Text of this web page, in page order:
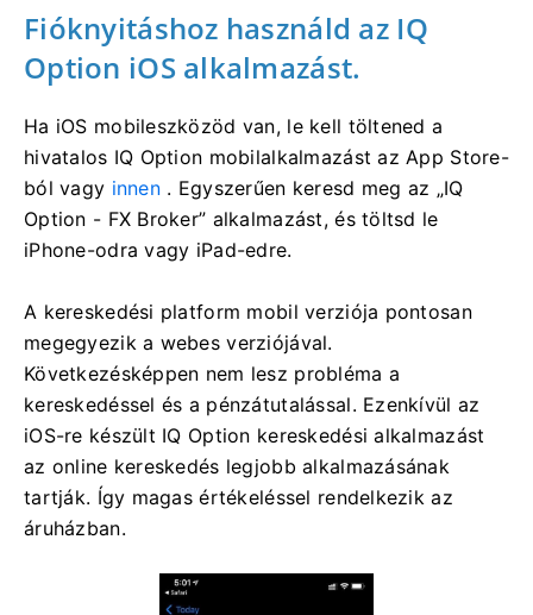
Fióknyitáshoz használd az IQ
Option iOS alkalmazást.
Ha iOS mobileszközöd van, le kell töltened a
hivatalos IQ Option mobilalkalmazást az App Store-
ból vagy innen. Egyszerűen keresd meg az „IQ
Option - FX Broker” alkalmazást, és töltsd le
iPhone-odra vagy iPad-edre.
A kereskedési platform mobil verziója pontosan
megegyezik a webes verziójával.
Következésképpen nem lesz probléma a
kereskedéssel és a pénzátutalással. Ezenkívül az
iOS-re készült IQ Option kereskedési alkalmazást
az online kereskedés legjobb alkalmazásának
tartják. Így magas értékeléssel rendelkezik az
áruházban.